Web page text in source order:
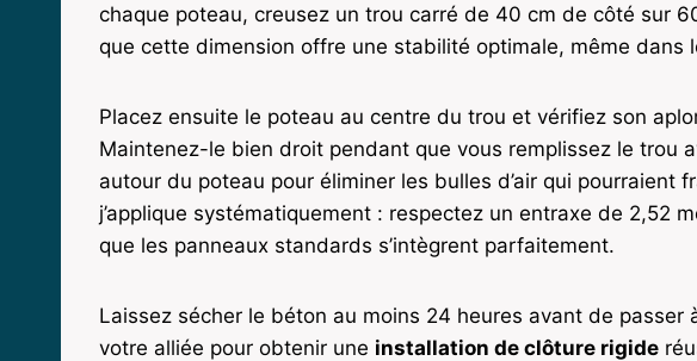
chaque poteau, creusez un trou carré de 40 cm de côté sur
que cette dimension offre une stabilité optimale, même dans
Placez ensuite le poteau au centre du trou et vérifiez son
Maintenez-le bien droit pendant que vous remplissez le trou
autour du poteau pour éliminer les bulles d’air qui pourraient
j’applique systématiquement : respectez un entraxe de 2,52
que les panneaux standards s’intègrent parfaitement.
Laissez sécher le béton au moins 24 heures avant de passer
votre alliée pour obtenir une installation de clôture rigide